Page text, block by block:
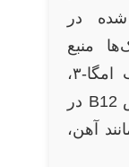
در
منبع
بسیار خوبی از اسیدهای چرب امگا-۳،
ویتامین‌های گروه B (به خصوص B12 در
آهن،